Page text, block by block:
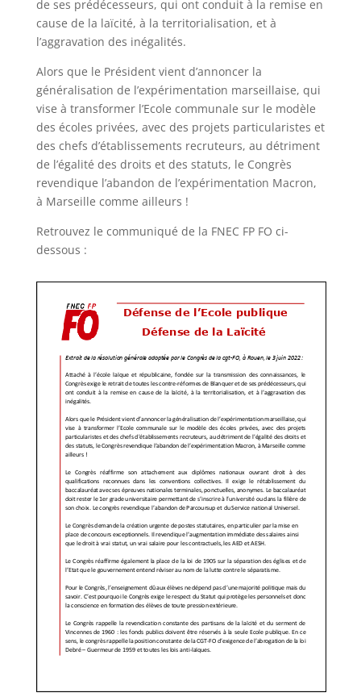
de ses prédécesseurs, qui ont conduit à la remise en
cause de la laïcité, à la territorialisation, et à
l’aggravation des inégalités.
Alors que le Président vient d’annoncer la
généralisation de l’expérimentation marseillaise, qui
vise à transformer l’Ecole communale sur le modèle
des écoles privées, avec des projets particularistes et
des chefs d’établissements recruteurs, au détriment
de l’égalité des droits et des statuts, le Congrès
revendique l’abandon de l’expérimentation Macron,
à Marseille comme ailleurs !
Retrouvez le communiqué de la FNEC FP FO ci-
dessous :